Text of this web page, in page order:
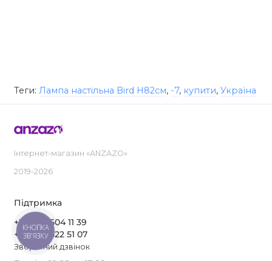
Теги: Лампа настільна Bird H82см, -7, купити, Україна
Інтернет-магазин «ANZAZO»
2019-2026
Підтримка
+380 97 504 11 39
+380 63 522 51 07
Зворотний дзвінок
КНОПКА
ЗВ'ЯЗКУ